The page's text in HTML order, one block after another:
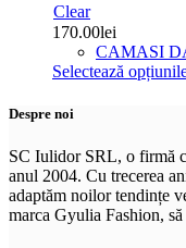
Clear
170.00lei
CAMASI
Selectează
Despre noi
SC Iulidor SRL, o firmă
anul 2004. Cu trecerea
adaptăm noilor tendințe
marca Gyulia Fashion,